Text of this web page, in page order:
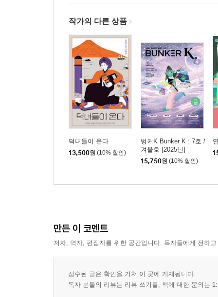
작가의 다른 상품
덕녀들이 온다
13,500원 (10% 할인)
벙커K Bunker K : 7호 /
겨울호 [2025년]
15,750원 (10% 할인)
만든 이 코멘트
저자, 역자, 편집자를 위한 공간입니다. 독자들에게 전하
접수된 글은 확인을 거쳐 이 곳에 게재됩니다.
독자 분들의 리뷰는 리뷰 쓰기를, 책에 대한 문의는